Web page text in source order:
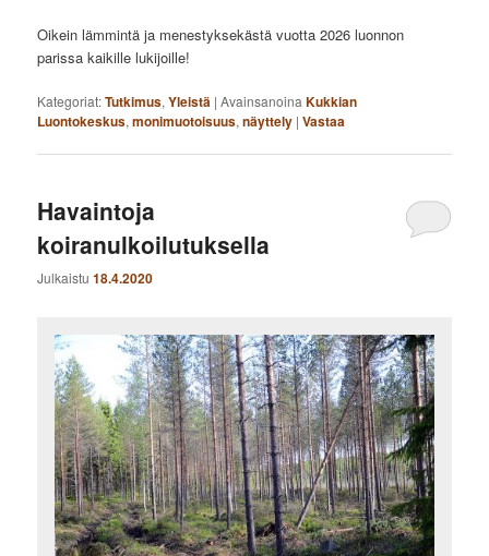
Oikein lämmintä ja menestyksekästä vuotta 2026 luonnon
parissa kaikille lukijoille!
Kategoriat:Tutkimus,Yleistä |Avainsanoina Kukkian
Luontokeskus,monimuotoisuus,näyttely |Vastaa
Havaintoja
koiranulkoilutuksella
Julkaistu18.4.2020